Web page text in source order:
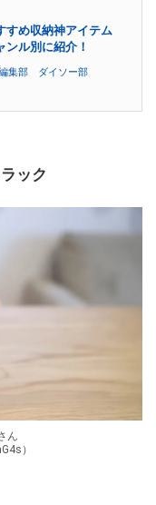
すめ収納神アイテム
ンル別に紹介！
集部 ダイソー部
ック
ん
）